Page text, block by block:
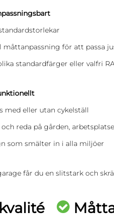
för att passa
standardfärger eller valfri
med eller utan cykelställ
reda på gården,
som smälter in i alla miljöer
får du en slitstark och